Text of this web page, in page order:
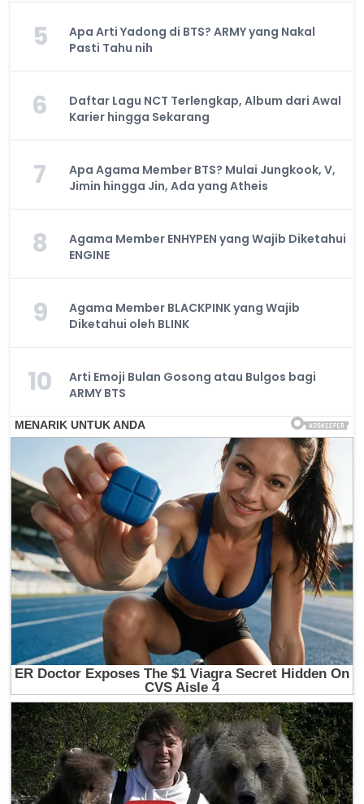
5
Apa Arti Yadong di BTS? ARMY yang Nakal
Pasti Tahu nih
6
Daftar Lagu NCT Terlengkap, Album dari Awal
Karier hingga Sekarang
7
Apa Agama Member BTS? Mulai Jungkook, V,
Jimin hingga Jin, Ada yang Atheis
8
Agama Member ENHYPEN yang Wajib Diketahui
ENGINE
9
Agama Member BLACKPINK yang Wajib
Diketahui oleh BLINK
10
Arti Emoji Bulan Gosong atau Bulgos bagi
ARMY BTS